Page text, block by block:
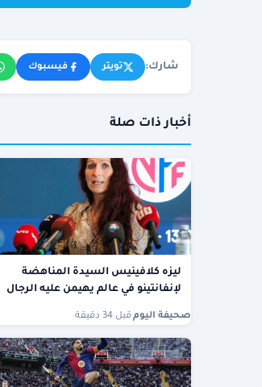
شارك: تويتر فيسبوك
أخبار ذات صلة
ليزه كلافينيس السيدة المناهضة
لإنفانتينو في عالم يهيمن عليه الرجال
صحيفة اليوم قبل 34 دقيقة